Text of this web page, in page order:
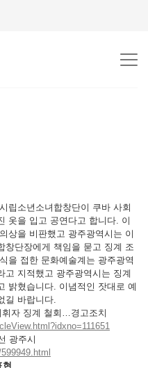
립소년소녀합창단이 쿠바 사회
옷을 입고 공연다고 합니다. 이
상을 비판했고 광주광역시는 이
창단장에게 책임을 묻고 징계 조
을 접한 문화예술계는 광주광역
고 지적했고 광주광역시는 징계
밝혔습니다. 이념적인 잣대로 예
길 바랍니다.
자 징계 철회…경고조치
광주시
현